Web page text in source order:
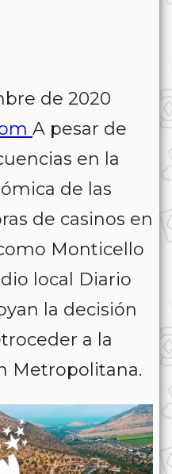
de 2020
A pesar de
en la
de las
de casinos en
Monticello
local Diario
la decisión
a la
Metropolitana.